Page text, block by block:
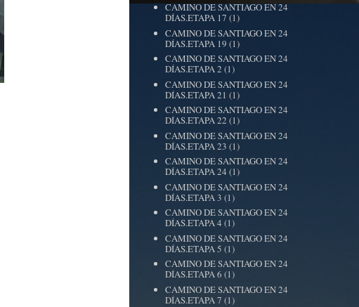
CAMINO DE SANTIAGO EN 24
DÍAS.ETAPA 17 (1)
CAMINO DE SANTIAGO EN 24
DÍAS.ETAPA 19 (1)
CAMINO DE SANTIAGO EN 24
DÍAS.ETAPA 2 (1)
CAMINO DE SANTIAGO EN 24
DÍAS.ETAPA 21 (1)
CAMINO DE SANTIAGO EN 24
DÍAS.ETAPA 22 (1)
CAMINO DE SANTIAGO EN 24
DÍAS.ETAPA 23 (1)
CAMINO DE SANTIAGO EN 24
DÍAS.ETAPA 24 (1)
CAMINO DE SANTIAGO EN 24
DÍAS.ETAPA 3 (1)
CAMINO DE SANTIAGO EN 24
DÍAS.ETAPA 4 (1)
CAMINO DE SANTIAGO EN 24
DÍAS.ETAPA 5 (1)
CAMINO DE SANTIAGO EN 24
DÍAS.ETAPA 6 (1)
CAMINO DE SANTIAGO EN 24
DÍAS.ETAPA 7 (1)